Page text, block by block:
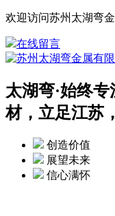
欢迎访问苏州太湖弯
在线留言
太湖弯·始终专
材，立足江苏
创造价值
展望未来
信心满怀